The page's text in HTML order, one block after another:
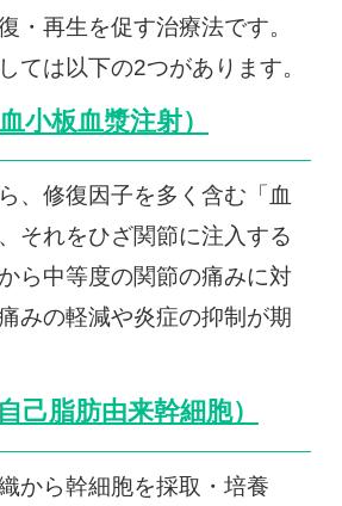
・再生を促す治療法です。
ては以下の2つがあります。
小板血漿注射）
、修復因子を多く含む「血
それをひざ関節に注入する
ら中等度の関節の痛みに対
みの軽減や炎症の抑制が期
己脂肪由来幹細胞）
から幹細胞を採取・培養